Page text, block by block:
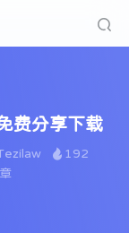
费分享下载
192